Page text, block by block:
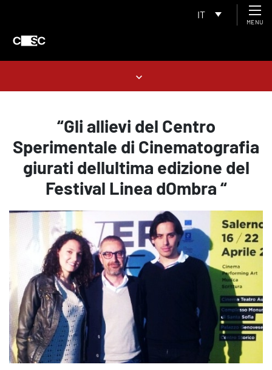
IT
MENU
“Gli allievi del Centro
Sperimentale di Cinematografia
giurati dellultima edizione del
Festival Linea dOmbra “